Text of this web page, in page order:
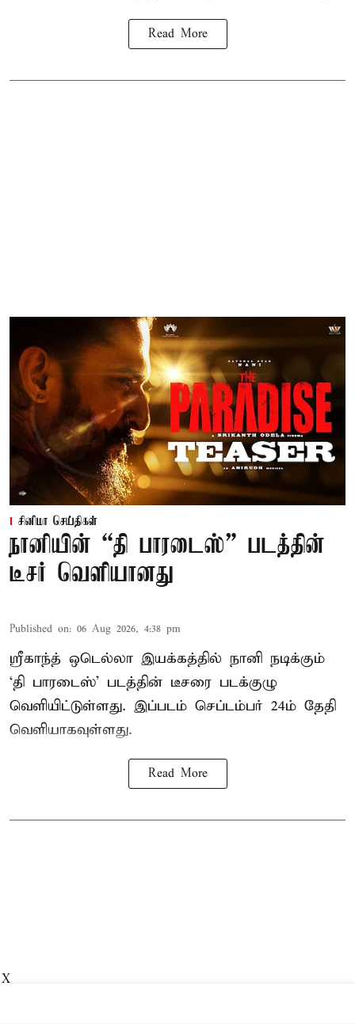
Read More
சினிமா செய்திகள்
நானியின் “தி பாரடைஸ்” படத்தின்
டீசர் வெளியானது
Published on: 06 Aug 2026, 4:38 pm
ஸ்ரீகாந்த் ஒடெல்லா இயக்கத்தில் நானி நடிக்கும்
‘தி பாரடைஸ்’ படத்தின் டீசரை படக்குழு
வெளியிட்டுள்ளது. இப்படம் செப்டம்பர் 24ம் தேதி
வெளியாகவுள்ளது.
Read More
X